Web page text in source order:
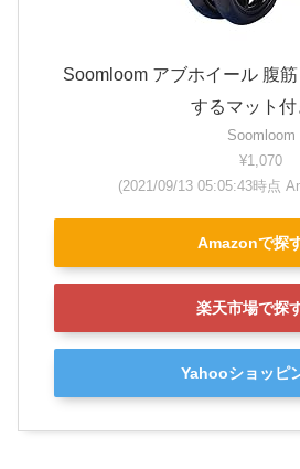
Soomloom アブホイール 腹
するマット付
Soomloom
¥1,070
(2021/09/13 05:05:43時点
Amazonで探
楽天市場で探
Yahooショッピ